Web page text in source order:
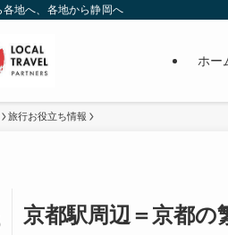
各地へ、各地から静岡へ
ホー
旅行お役立ち情報
京都駅周辺＝京都の